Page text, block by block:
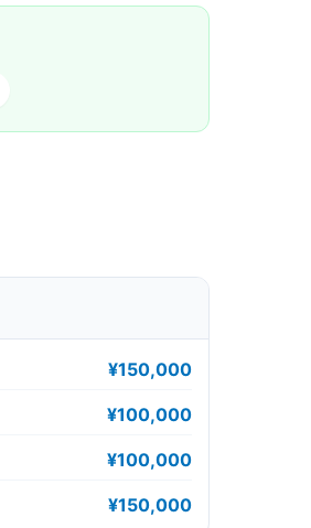
¥150,000
¥100,000
¥100,000
¥150,000